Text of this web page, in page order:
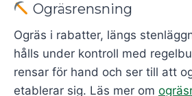
Ogräsrensning
Ogräs i rabatter, längs
hålls under kontroll med
rensar för hand och ser till att
etablerar sig. Läs mer om